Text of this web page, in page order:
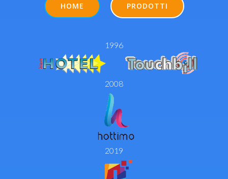
HOME PRODOTTI
1996
2008
2019